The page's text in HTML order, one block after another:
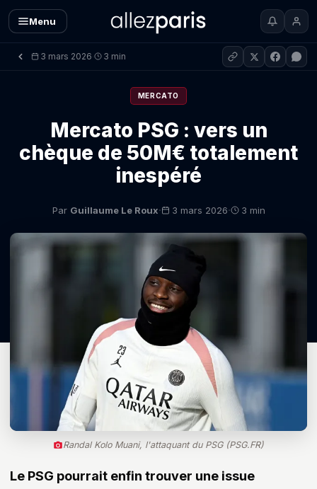
Menu
3 mars 2026· 3 min
MERCATO
Mercato PSG : vers un
chèque de 50M€ totalement
inespéré
Par Guillaume Le Roux· 3 mars 2026· 3 min
Randal Kolo Muani, l'attaquant du PSG (PSG.FR)
Le PSG pourrait enfin trouver une issue